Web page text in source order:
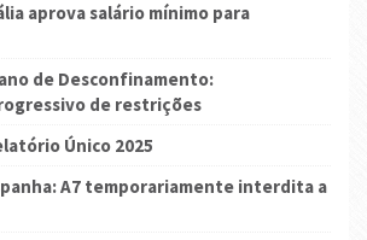
aprova salário mínimo para
de Desconfinamento:
de restrições
Único 2025
A7 temporariamente interdita a